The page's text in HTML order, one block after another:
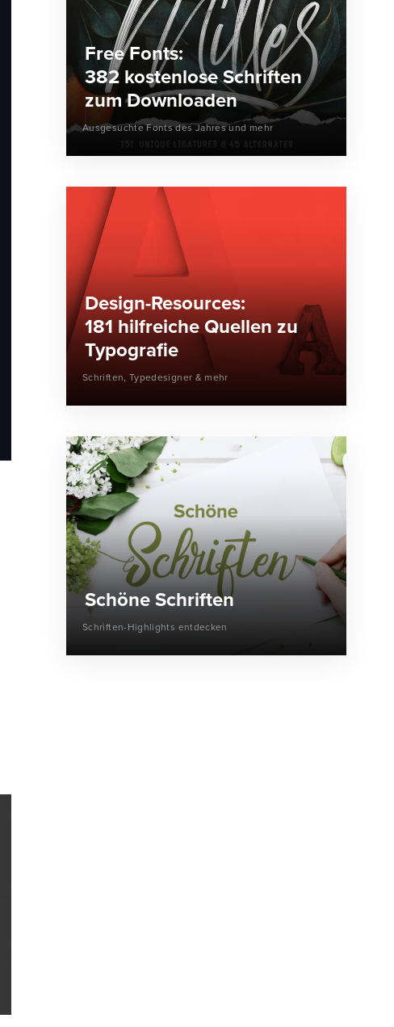
Free Fonts:
382 kostenlose Schriften
zum Downloaden
Ausgesuchte Fonts des Jahres und mehr
Design-Resources:
181 hilfreiche Quellen zu
Typografie
Schriften, Typedesigner & mehr
Schöne Schriften
Schriften-Highlights entdecken